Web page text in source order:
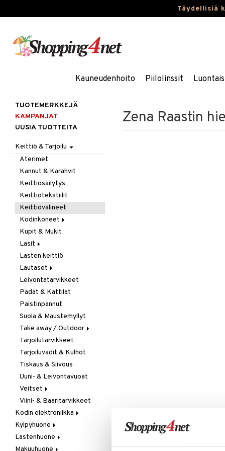
Täydellisiä
Kauneudenhoito Piilolinssit
Zena Raastin
LISÄÄ TOIVELISTALLE
TUOTEMERKKEJÄ
KAMPANJAT
UUSIA TUOTTEITA
Keittiö & Tarjoilu
Aterimet
Kannut & Karahvit
Keittiösäilytys
Keittiötekstiilit
Keittiövälineet
Kodinkoneet
Kahvi, Tee & Espresso
Leivänpaahtimet
Mixerit &
Sähkövatkaimet
Muut koneet
Vedenkeittimet
Kupit & Mukit
Lasit
Juoma- & Cocktailasit
Juomalasit
Olutlasit
Shamppanjalasit
Snapsi- & Aveclasit
Viinilasit
Whiskey- & Konjakkilasit
Lasten keittiö
Lautaset
Asetit
Ruokalautaset
Syvät lautaset
Leivontatarvikkeet
Padat & Kattilat
Paistinpannut
Suola & Maustemyllyt
Take away / Outdoor
Eväslaatikot
Pullot
Termoskannut
Termosmukit
Tarjoilutarvikkeet
Tarjoiluvadit & Kulhot
Tiskaus & Siivous
Uuni- & Leivontavuoat
Veitset
Erityisveitset
Keittiöveitset
Kuorinta- &
Vihannesveitset
Leikkuulaudat
Viini- & Baaritarvikkeet
Kodin elektroniikka
Ääni
Kylpyhuone
Kylpyhuoneen sisustus
Kylpyhuoneen tarvikkeita
Lastenhuone
Kylpyhuoneen koristelu
Makuuhuone